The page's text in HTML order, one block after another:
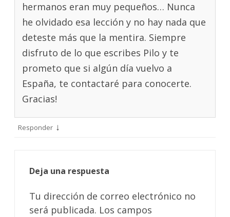
hermanos eran muy pequeños… Nunca
he olvidado esa lección y no hay nada que
deteste más que la mentira. Siempre
disfruto de lo que escribes Pilo y te
prometo que si algún día vuelvo a
España, te contactaré para conocerte.
Gracias!
Responder ↓
Deja una respuesta
Tu dirección de correo electrónico no
será publicada. Los campos